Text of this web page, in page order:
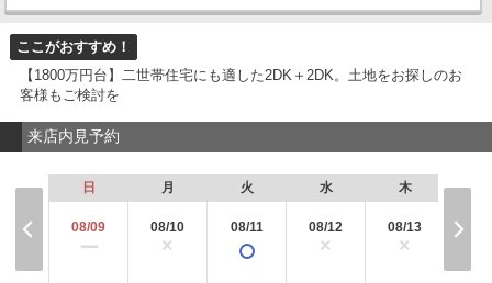
ここがおすすめ！
【1800万円台】二世帯住宅にも適した2DK＋2DK。土地をお探しのお
客様もご検討を
来店内見予約
日
08/09
ー
月
08/10
×
火
08/11
水
08/12
×
木
08/13
×